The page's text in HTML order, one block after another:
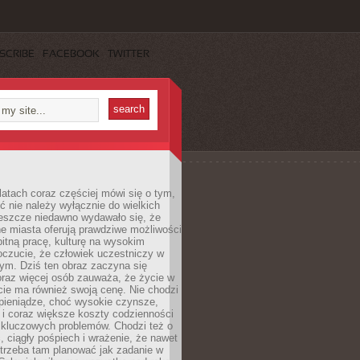
FACEBOOK TWITTER
coraz częściej mówi się o tym,
nie należy wyłącznie do wielkich
niedawno wydawało się, że
miasta oferują prawdziwe możliwości
pracę, kulturę na wysokim
że człowiek uczestniczy w
Dziś ten obraz zaczyna się
więcej osób zauważa, że życie w
ma również swoją cenę. Nie chodzi
choć wysokie czynsze,
i coraz większe koszty codzienności
problemów. Chodzi też o
ciągły pośpiech i wrażenie, że nawet
tam planować jak zadanie w